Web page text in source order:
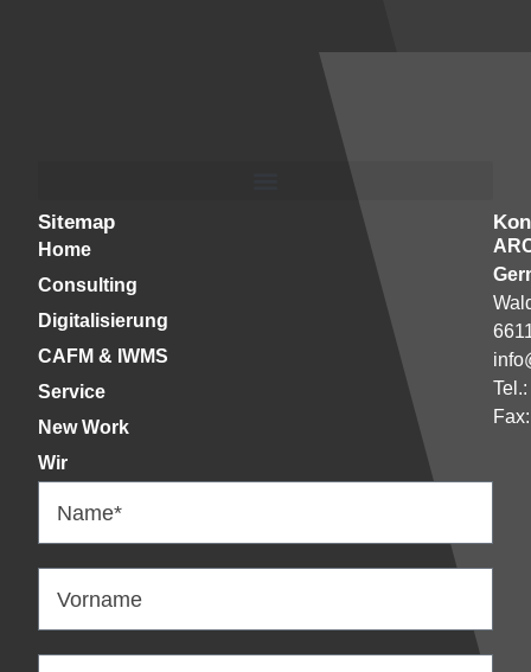
Sitemap
Home
Consulting
Digitalisierung
CAFM & IWMS
Service
New Work
Wir
Name*
Vorname